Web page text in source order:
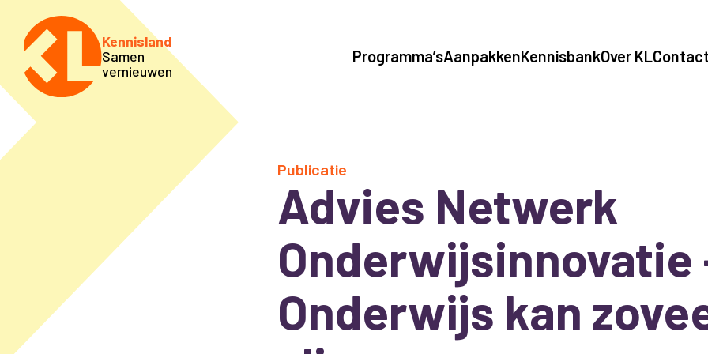
Kennisland
Samen
vernieuwen
Programma’sAanpakkenKennisbankOver KLContact
Publicatie
Advies Netwerk
Onderwijsinnovatie
Onderwijs kan